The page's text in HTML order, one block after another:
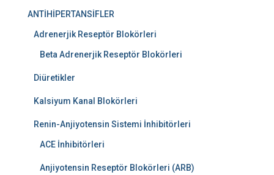
ANTİHİPERTANSİFLER
Adrenerjik Reseptör Blokörleri
Beta Adrenerjik Reseptör Blokörleri
Diüretikler
Kalsiyum Kanal Blokörleri
Renin-Anjiyotensin Sistemi İnhibitörleri
ACE İnhibitörleri
Anjiyotensin Reseptör Blokörleri (ARB)